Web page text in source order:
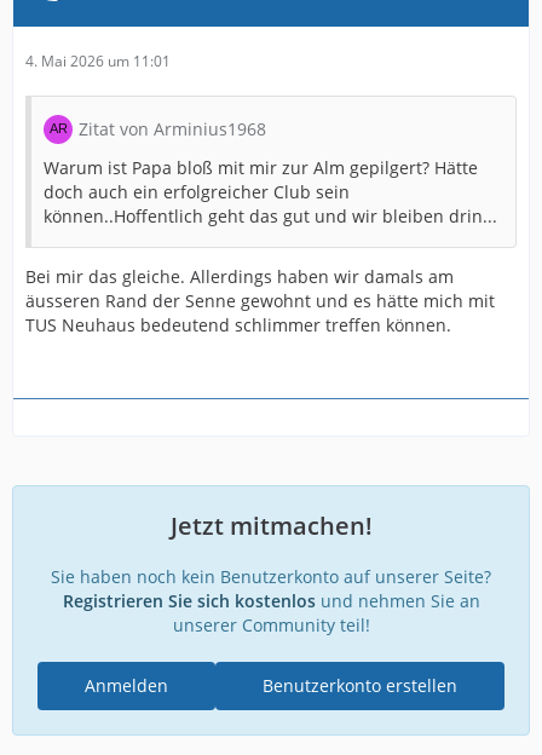
4. Mai 2026 um 11:01
Zitat von Arminius1968
Warum ist Papa bloß mit mir zur Alm gepilgert? Hätte
doch auch ein erfolgreicher Club sein
können..Hoffentlich geht das gut und wir bleiben drin...
Bei mir das gleiche. Allerdings haben wir damals am
äusseren Rand der Senne gewohnt und es hätte mich mit
TUS Neuhaus bedeutend schlimmer treffen können.
Jetzt mitmachen!
Sie haben noch kein Benutzerkonto auf unserer Seite?
Registrieren Sie sich kostenlosund nehmen Sie an
unserer Community teil!
Benutzerkonto erstellen
Anmelden